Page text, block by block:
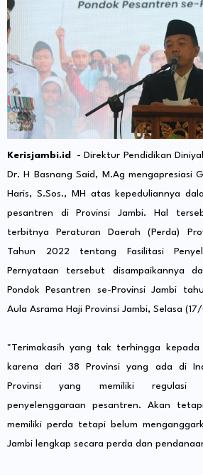
Kerisjambi.id
- Direktur Pendidikan
Dr. H Basnang Said, M.Ag mengapresiasi
Haris, S.Sos., MH atas kepeduliannya
pesantren di Provinsi Jambi. Hal
terbitnya Peraturan Daerah (Perda)
Tahun 2022 tentang Fasilitasi
Pernyataan tersebut disampaikannya
Pondok Pesantren se-Provinsi Jambi
Aula Asrama Haji Provinsi Jambi, Selasa
"Terimakasih yang tak terhingga
karena dari 38 Provinsi yang ada di
Provinsi yang memiliki regulasi
penyelenggaraan pesantren. Akan
memiliki perda tetapi belum
Jambi lengkap secara perda dan